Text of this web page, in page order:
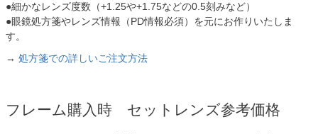
●細かなレンズ度数（+1.25や+1.75などの0.5刻みなど）
●眼鏡処方箋やレンズ情報（PD情報必須）を元にお作りいたしま
す。
→ 処方箋での詳しいご注文方法
フレーム購入時 セットレンズ参考価格